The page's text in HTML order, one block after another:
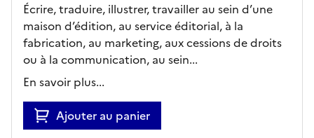
Écrire, traduire, illustrer, travailler au sein d’une
maison d’édition, au service éditorial, à la
fabrication, au marketing, aux cessions de droits
ou à la communication, au sein...
En savoir plus...
Ajouter au panier